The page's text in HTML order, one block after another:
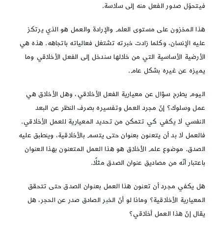
فيتحوّل صدور الفعل منه إلى سلاسة.
هذا المخزون على مستوى العلم والإرادة والعمل هو الذي يرتكز
عليه الإنسان، وكلما زادت خبرته تشتغل فعالياته باتجاهه. هذه هي
الأرضية الأساسية التي من خلالها سندخل إلى الفعل الأخلاقي وما
يميزه عن غيره بشكل عام.
اليوم يطرح سؤال عن معيارية الفعل الأخلاقي، وهل الأخلاق هي
عمل وسلوك؟ إنّ مجرد العمل وتفسيره بصرف النظر عن البعد
النفسي لا يكفي كي تتمكن من تحديد المعيارية للعمل الأخلاقي.
فالعمل لا بد أن يتعنون بعنوان حتى يتسم بالأخلاقية، وينطبق عليه
الصدق. موضوع علم الأخلاق هو هذا العمل المتعنون بهذا العنوان
باعتبار أنّه من مصاديق عنوان الصدق مثلًا.
هل يكفي مجرد أن تعنون هذا العمل بعنوان الصدق حتى تتحقق
المعيارية الأخلاقية؟ وماذا لو أنّ الخبر الصادق صدر عن الحجر، هل
يقال إنّ هذا العمل أخلاقي؟